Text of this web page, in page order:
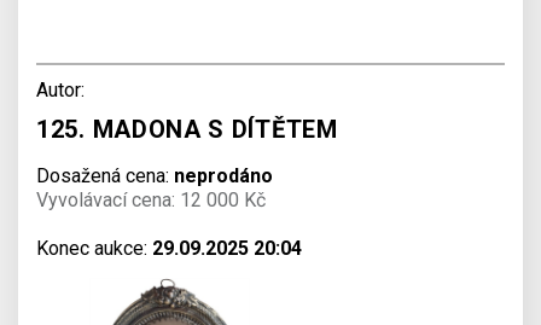
Autor:
125. MADONA S DÍTĚTEM
Dosažená cena: neprodáno
Vyvolávací cena: 12 000 Kč
Konec aukce: 29.09.2025 20:04